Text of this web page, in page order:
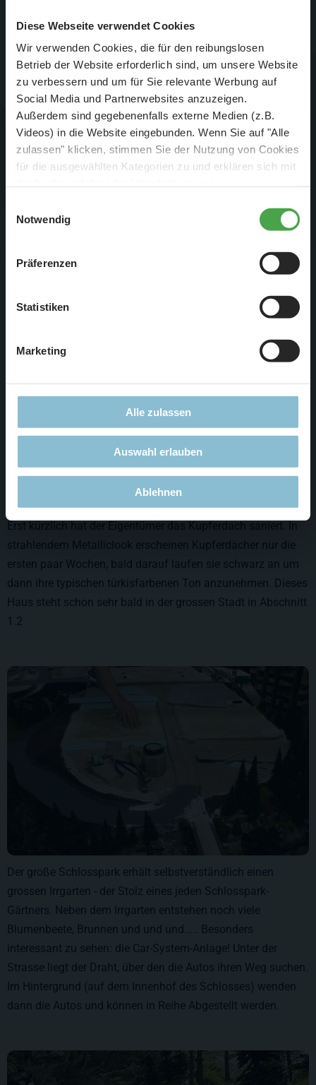
Diese Webseite verwendet Cookies
Wir verwenden Cookies, die für den reibungslosen
Betrieb der Website erforderlich sind, um unsere Website
zu verbessern und um für Sie relevante Werbung auf
Social Media und Partnerwebsites anzuzeigen.
Außerdem sind gegebenenfalls externe Medien (z.B.
Videos) in die Website eingebunden. Wenn Sie auf "Alle
zulassen" klicken, stimmen Sie der Nutzung von Cookies
für die ausgewählten Kategorien zu und erklären sich mit
diese Einstellungen jederzeit über die Schaltfläche
zustimmen, beschränken wir uns auf die technisch
notwendigen Cookies. Weitere Informationen finden Sie in
Notwendig
Präferenzen
Statistiken
Marketing
Alle zulassen
Auswahl erlauben
Ablehnen
Weg durch die Landschaft. Was im Weg stand wurde
Autobahn führen durch die Unterführung in die Stadt.
Erst kürzlich hat der Eigentümer das Kupferdach saniert. In
strahlendem Metalliclook erscheinen Kupferdächer nur die
ersten paar Wochen, bald darauf laufen sie schwarz an um
dann ihre typischen türkisfarbenen Ton anzunehmen. Dieses
Haus steht schon sehr bald in der grossen Stadt in Abschnitt
1.2
Der große Schlosspark erhält selbstverständlich einen
grossen Irrgarten - der Stolz eines jeden Schlosspark-
Gärtners. Neben dem Irrgarten entstehen noch viele
Blumenbeete, Brunnen und und und..... Besonders
interessant zu sehen: die Car-System-Anlage! Unter der
Strasse liegt der Draht, über den die Autos ihren Weg suchen.
Im Hintergrund (auf dem Innenhof des Schlosses) wenden
dann die Autos und können in Reihe Abgestellt werden.